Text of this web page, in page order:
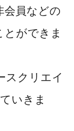
会員などの
ができま
スクリエイ
いきま